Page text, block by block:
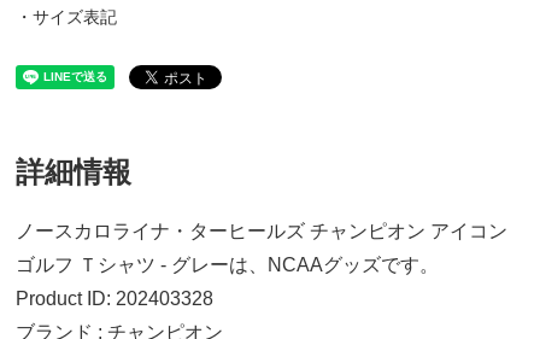
・サイズ表記
詳細情報
ノースカロライナ・ターヒールズ チャンピオン アイコン
ゴルフ Ｔシャツ - グレーは、NCAAグッズです。
Product ID: 202403328
ブランド : チャンピオン